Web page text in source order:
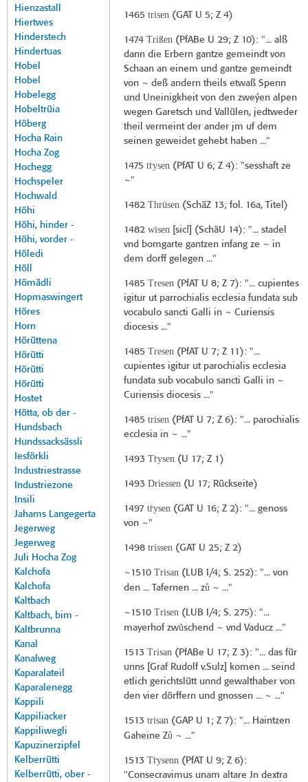
Hienzastall
Hiertwes
Hinderstech
Hindertuas
Hobel
Hobel
Hobelegg
Hobeltrüia
Höberg
Hocha Rain
Hocha Zog
Hochegg
Hochspeler
Hochwald
Höhi
Höhi, hinder -
Höhi, vorder -
Höledi
Höll
Hömädli
Hopmaswingert
Höres
Horn
Hörüttena
Hörütti
Hörütti
Hörütti
Hostet
Hötta, ob der -
Hundsbach
Hundssacksässli
Iesförkli
Industriestrasse
Industriezone
Insili
Jahams Langegerta
Jegerweg
Jegerweg
Juli Hocha Zog
Kalchofa
Kalchofa
Kaltbach
Kaltbach, bim -
Kaltbrunna
Kanal
Kanalweg
Kaparalateil
Kaparalenegg
Kappili
Kappiliacker
Kappiliwegli
Kapuzinerzipfel
Kelberrütti
Kelberrütti, ober -
1465 trisen(GAT U 5; Z 4)
1474 Trißen( PfABe U 29; Z 10): "... alß
dann die Erbern gantze gemeindt von
Schaan an einem und gantze gemeindt
von ~ deß andern theils etwaß Spenn
und Uneinigkheit von den zweýen alpen
wegen Garetsch und Vallülen, jedtweder
theil vermeint der ander jm uf dem
seinen geweidet gehebt haben ..."
1475 tr̀ysen( PfAT U 6; Z 4): "sesshaft ze
~"
1482 Thrüsen(SchäZ 13; fol. 16a, Titel)
1482 wisen[sic!] (SchäU 14): "... stadel
vnd bomgarte gantzen infang ze ~ in
dem dorff gelegen ..."
1485 Tresen( PfAT U 8; Z 7): "... cupientes
igitur ut parrochialis ecclesia fundata sub
vocabulo sancti Galli in ~ Curiensis
diocesis ..."
1485 Tresen( PfAT U 7; Z 11): "...
cupientes igitur ut parochialis ecclesia
fundata sub vocabulo sancti Galli in ~
Curiensis diocesis ..."
1485 trisen( PfAT U 7; Z 6): "... parochialis
ecclesia in ~ ..."
1493 Tr̀ysen(U 17; Z 1)
1493 Driessen(U 17; Rückseite)
1497 tr̀ysen(GAT U 16; Z 2): "... genoss
von ~"
1498 trissen(GAT U 25; Z 2)
~1510 Trisan( LUB I/4; S. 252): "... von
den ... Tafernen ... zů~ ..."
~1510 Trisen( LUB I/4; S. 275): "...
mayerhof zwǔschend ~ vnd Vaducz ..."
1513 Trisan( PfABe U 17; Z 3): "... das für
unns [Graf Rudolf v.Sulz] komen ... seind
etlich gerichtslütt unnd gewalthaber von
den vier dörffern und gnossen ... ~ ..."
1513 trisan(GAP U 1 ; Z 7): "... Haintzen
Gaheine Zů~ ..."
1513 Tr̀ysenn( PfAT U 9; Z 6):
"Consecravimus unam altare Jn dextra